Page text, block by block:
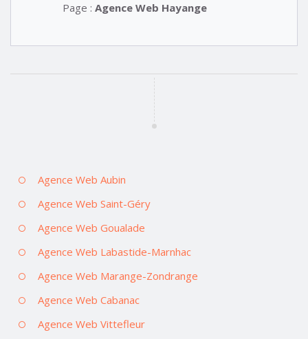
Page : Agence Web Hayange
Agence Web Aubin
Agence Web Saint-Géry
Agence Web Goualade
Agence Web Labastide-Marnhac
Agence Web Marange-Zondrange
Agence Web Cabanac
Agence Web Vittefleur